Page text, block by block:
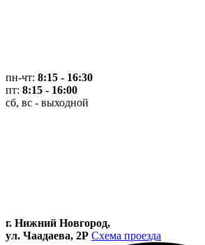
пн-чт: 8:15 - 16:30
пт: 8:15 - 16:00
сб, вс - выходной
г. Нижний Новгород,
ул. Чаадаева, 2Р Схема проезда